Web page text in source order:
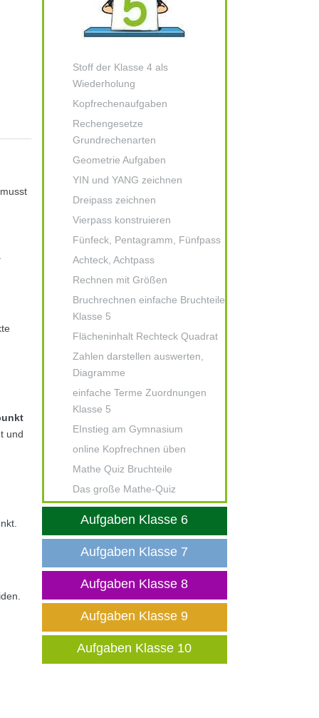
und
Stoff der Klasse 4 als
Wiederholung
Kopfrechenaufgaben
Rechengesetze
Grundrechenarten
Geometrie Aufgaben
YIN und YANG zeichnen
Dreipass zeichnen
Vierpass konstruieren
Fünfeck, Pentagramm, Fünfpass
Achteck, Achtpass
Rechnen mit Größen
Bruchrechnen einfache Bruchteile
Klasse 5
Flächeninhalt Rechteck Quadrat
Zahlen darstellen auswerten,
Diagramme
einfache Terme Zuordnungen
Klasse 5
EInstieg am Gymnasium
online Kopfrechnen üben
Mathe Quiz Bruchteile
Das große Mathe-Quiz
Aufgaben Klasse 6
Aufgaben Klasse 7
Aufgaben Klasse 8
Aufgaben Klasse 9
Aufgaben Klasse 10